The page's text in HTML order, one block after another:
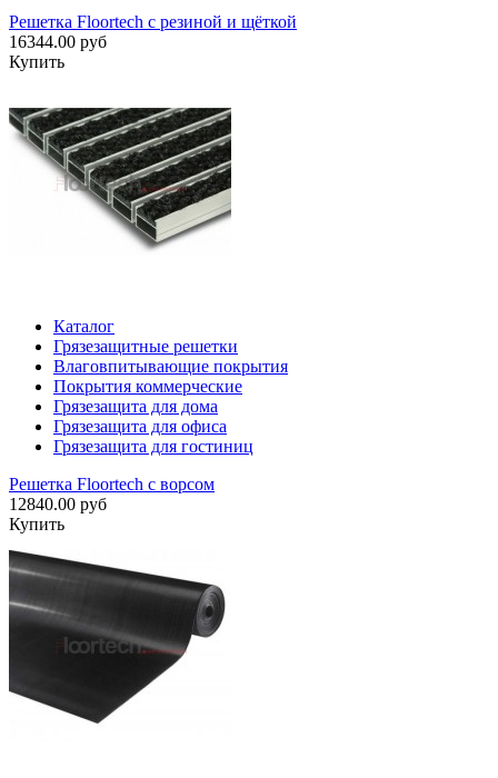
Решетка Floortech с резиной и щёткой
16344.00 руб
Купить
Каталог
Грязезащитные решетки
Влаговпитывающие покрытия
Покрытия коммерческие
Грязезащита для дома
Грязезащита для офиса
Грязезащита для гостиниц
Решетка Floortech с ворсом
12840.00 руб
Купить